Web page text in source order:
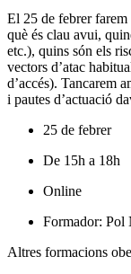
El 25 de febrer farem
què és clau avui,
etc.), quins són els
vectors d’atac
d’accés). Tancarem
i pautes d’actuació
25 de febrer
De 15h a 18h
Online
Formador: Pol
Altres formacions